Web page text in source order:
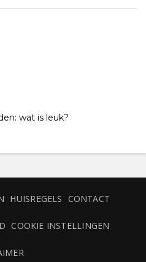
wat is leuk?
HUISREGELS CONTACT
COOKIE INSTELLINGEN